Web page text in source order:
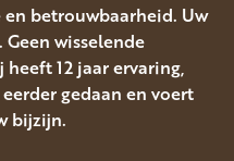
betrouwbaarheid. Uw
wisselende
12 jaar ervaring,
gedaan en voert
bijzijn.